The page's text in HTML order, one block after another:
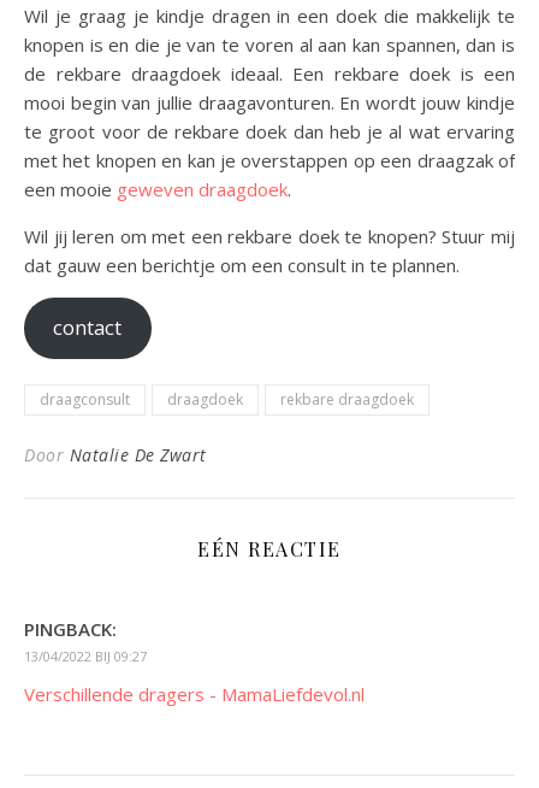
Wil je graag je kindje dragen in een doek die makkelijk te
knopen is en die je van te voren al aan kan spannen, dan is
de rekbare draagdoek ideaal. Een rekbare doek is een
mooi begin van jullie draagavonturen. En wordt jouw kindje
te groot voor de rekbare doek dan heb je al wat ervaring
met het knopen en kan je overstappen op een draagzak of
een mooie geweven draagdoek.
Wil jij leren om met een rekbare doek te knopen? Stuur mij
dat gauw een berichtje om een consult in te plannen.
contact
draagconsult draagdoek rekbare draagdoek
Door Natalie De Zwart
EÉN REACTIE
PINGBACK:
13/04/2022 BIJ 09:27
Verschillende dragers - MamaLiefdevol.nl